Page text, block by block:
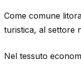
Come comune
turistica, al settore
Nel tessuto